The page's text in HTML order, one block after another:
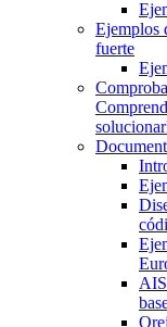
Ejemplos
fuerte